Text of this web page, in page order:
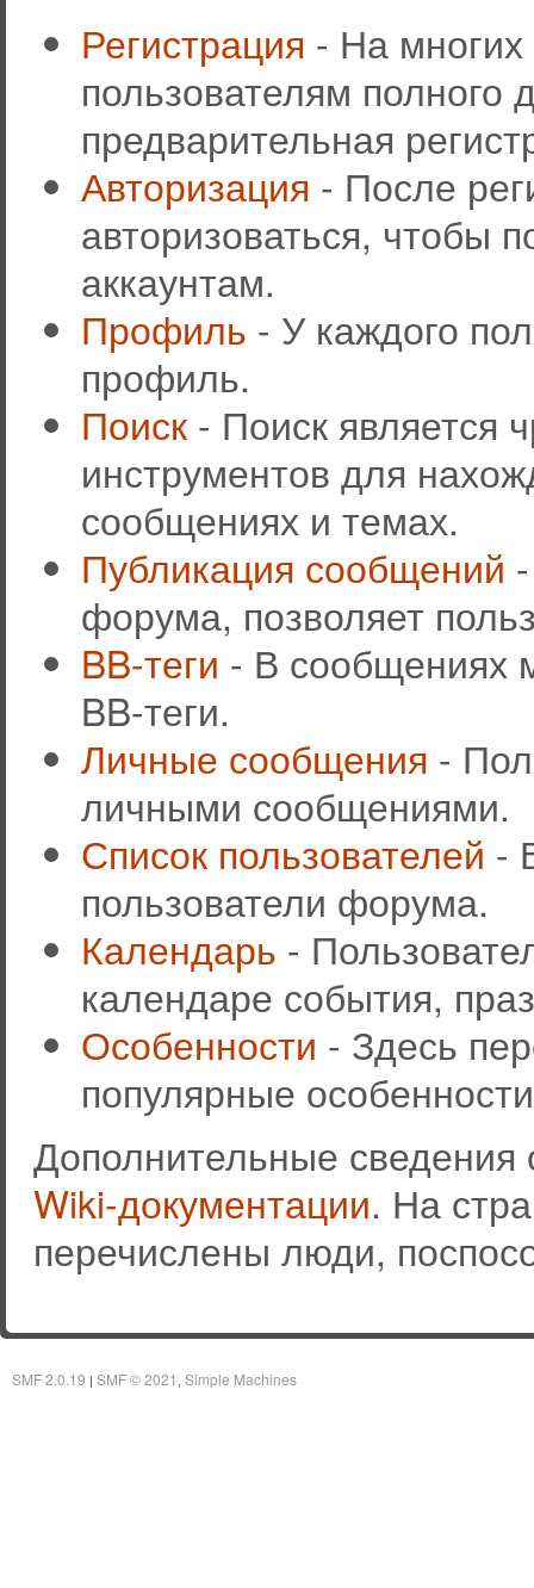
Регистрация - На
пользователям полного
предварительная
Авторизация - После
авторизоваться, чтобы
аккаунтам.
Профиль - У каждого
профиль.
Поиск - Поиск является
инструментов для
сообщениях и темах.
Публикация сообщений
форума, позволяет
BB-теги - В сообщениях
BB-теги.
Личные сообщения -
личными сообщениями.
Список пользователей -
пользователи форума.
Календарь -
календаре события,
Особенности - Здесь
популярные
Дополнительные
Wiki-документации. На
перечислены люди,
SMF 2.0.19 | SMF © 2021 Simple Machines